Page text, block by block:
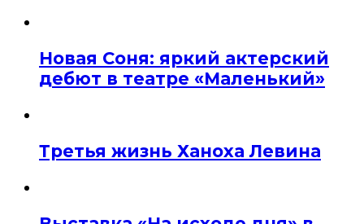
Новая Соня: яркий актерский
дебют в театре «Маленький»
Третья жизнь Ханоха Левина